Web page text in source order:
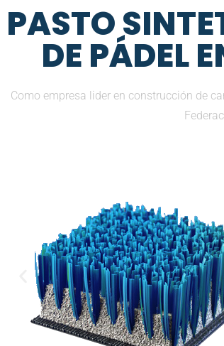
PASTO
DE PÁDEL
Como empresa lider en construcción de